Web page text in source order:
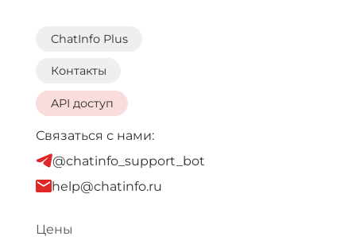
ChatInfo Plus
Контакты
API доступ
Связаться с нами:
@chatinfo_support_bot
help@chatinfo.ru
Цены